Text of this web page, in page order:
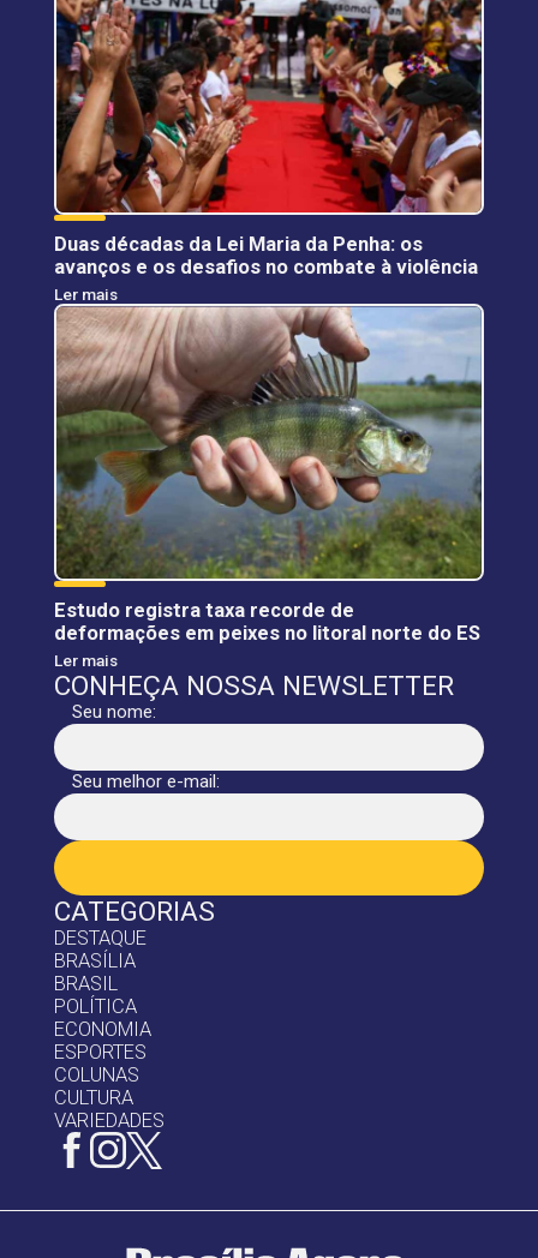
CATEGORIAS
DESTAQUE
BRASÍLIA
BRASIL
POLÍTICA
ECONOMIA
ESPORTES
COLUNAS
CULTURA
VARIEDADES
Duas décadas da Lei Maria da Penha: os
avanços e os desafios no combate à violência
Ler mais
Estudo registra taxa recorde de
deformações em peixes no litoral norte do ES
Ler mais
CONHEÇA NOSSA NEWSLETTER
Seu nome:
Seu melhor e-mail: